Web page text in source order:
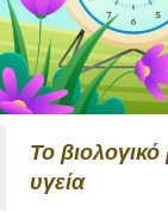
Το βιολογικό
υγεία